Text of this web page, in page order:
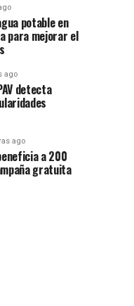
potable en
para mejorar el
ago
detecta
ago
a 200
gratuita